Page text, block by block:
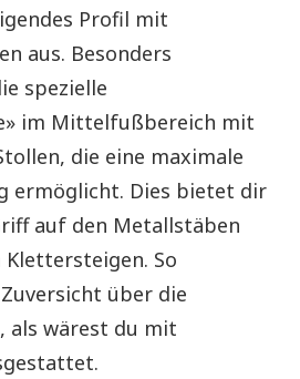
Profil mit
aus. Besonders
spezielle
im Mittelfußbereich mit
die eine maximale
ermöglicht. Dies bietet dir
auf den Metallstäben
So
über die
als wärest du mit